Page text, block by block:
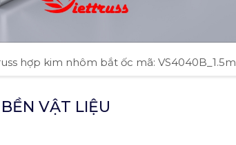
hợp kim nhôm bắt ốc mã: VS4040B_1.5m
VẬT LIỆU